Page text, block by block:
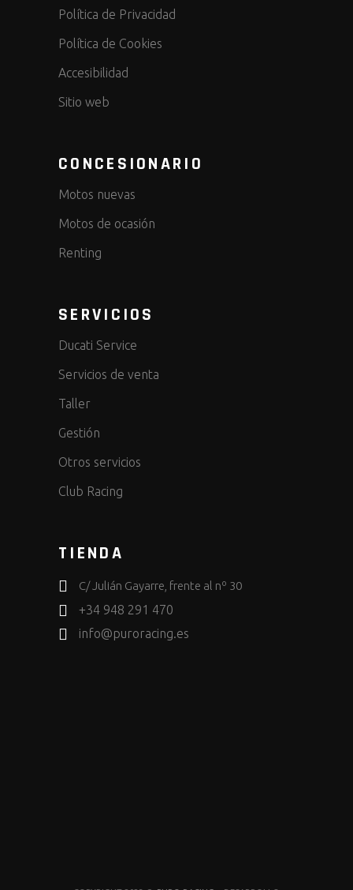
Política de Privacidad
Política de Cookies
Accesibilidad
Sitio web
CONCESIONARIO
Motos nuevas
Motos de ocasión
Renting
SERVICIOS
Ducati Service
Servicios de venta
Taller
Gestión
Otros servicios
Club Racing
TIENDA
C/ Julián Gayarre, frente al nº 30
+34 948 291 470
info@puroracing.es